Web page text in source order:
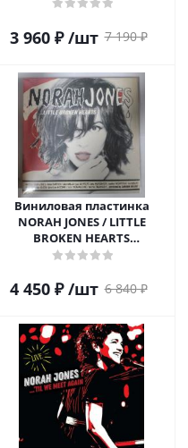
3 960₽ /шт 7 190₽
Виниловая пластинка
NORAH JONES / LITTLE
BROKEN HEARTS
(Remastered) (1LP)
4 450₽ /шт 6 840₽